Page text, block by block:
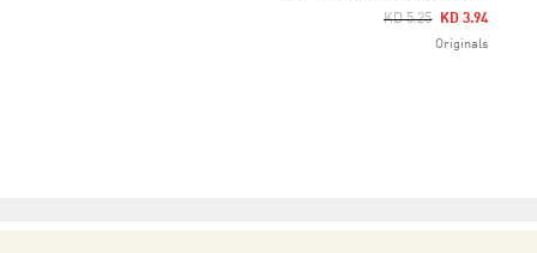
Price Reduced From
KD 5.25
To KD 3.94
Originals